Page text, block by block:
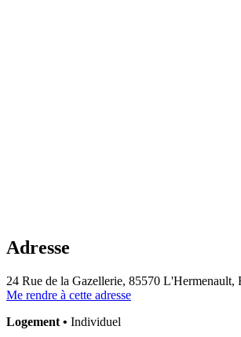
Adresse
24 Rue de la Gazellerie, 85570 L'Hermenault,
Me rendre à cette adresse
Logement • Individuel